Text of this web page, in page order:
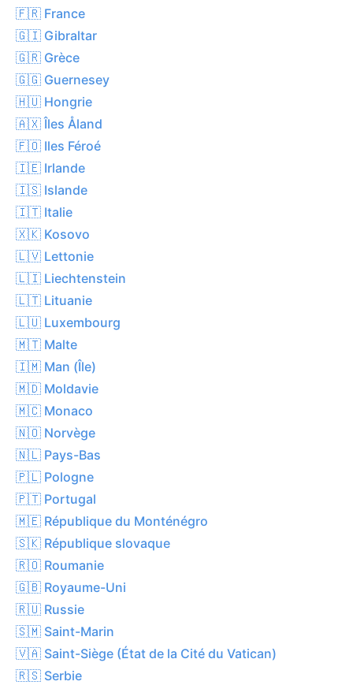
🇫🇷 France
🇬🇮 Gibraltar
🇬🇷 Grèce
🇬🇬 Guernesey
🇭🇺 Hongrie
🇦🇽 Îles Åland
🇫🇴 Iles Féroé
🇮🇪 Irlande
🇮🇸 Islande
🇮🇹 Italie
🇽🇰 Kosovo
🇱🇻 Lettonie
🇱🇮 Liechtenstein
🇱🇹 Lituanie
🇱🇺 Luxembourg
🇲🇹 Malte
🇮🇲 Man (Île)
🇲🇩 Moldavie
🇲🇨 Monaco
🇳🇴 Norvège
🇳🇱 Pays-Bas
🇵🇱 Pologne
🇵🇹 Portugal
🇲🇪 République du Monténégro
🇸🇰 République slovaque
🇷🇴 Roumanie
🇬🇧 Royaume-Uni
🇷🇺 Russie
🇸🇲 Saint-Marin
🇻🇦 Saint-Siège (État de la Cité du Vatican)
🇷🇸 Serbie